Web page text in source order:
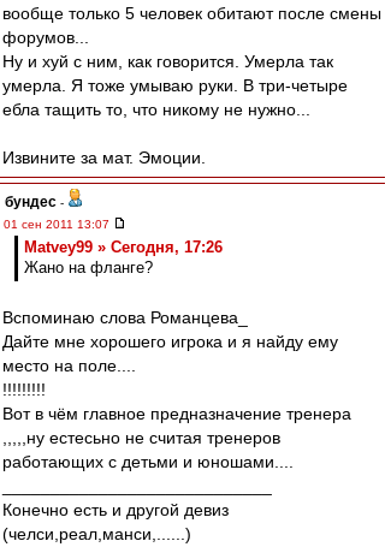
вообще только 5 человек обитают после смены
форумов...
Ну и хуй с ним, как говорится. Умерла так
умерла. Я тоже умываю руки. В три-четыре
ебла тащить то, что никому не нужно...
Извините за мат. Эмоции.
бундес -
01 сен 2011 13:07
Matvey99 » Сегодня, 17:26
Жано на фланге?
Вспоминаю слова Романцева_
Дайте мне хорошего игрока и я найду ему
место на поле....
!!!!!!!!!
Вот в чём главное предназначение тренера
,,,,,ну естесьно не считая тренеров
работающих с детьми и юношами....
Конечно есть и другой девиз
(челси,реал,манси,......)